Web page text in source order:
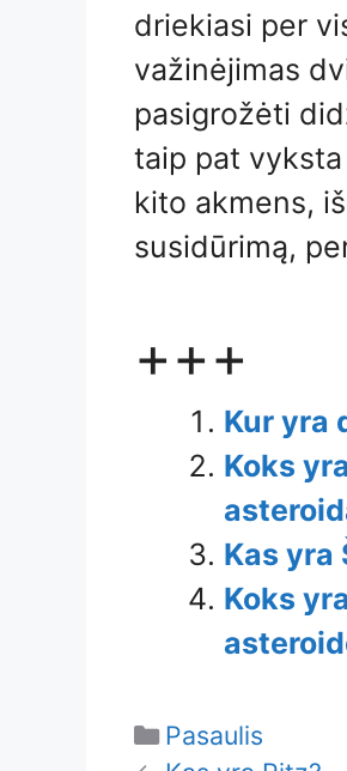
driekiasi per
važinėjimas
pasigrožėti
taip pat
kito akmens,
susidūrimą,
+++
Kur yra
Koks
Kas yra
Koks
Categories
Pasaulis